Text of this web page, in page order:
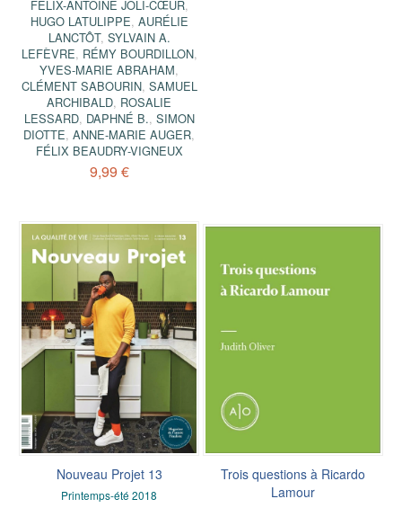
FÉLIX-ANTOINE JOLI-CŒUR,
HUGO LATULIPPE, AURÉLIE
LANCTÔT, SYLVAIN A.
LEFÈVRE, RÉMY BOURDILLON,
YVES-MARIE ABRAHAM,
CLÉMENT SABOURIN, SAMUEL
ARCHIBALD, ROSALIE
LESSARD, DAPHNÉ B., SIMON
DIOTTE,ANNE-MARIE AUGER,
FÉLIX BEAUDRY-VIGNEUX
9,99 €
Nouveau Projet 13
Printemps-été 2018
Trois questions à Ricardo
Lamour